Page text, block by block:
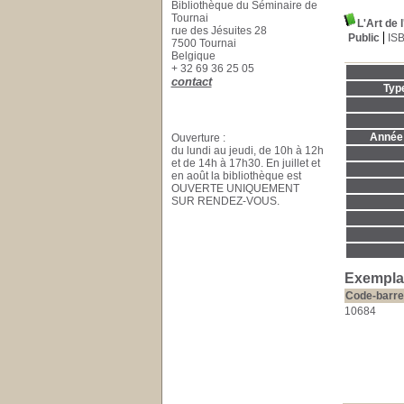
L'Art de
Public
Code-
10684
Bibliothèque du Séminaire de
Tournai
rue des Jésuites 28
7500 Tournai
Belgique
+ 32 69 36 25 05
contact
Ouverture :
du lundi au jeudi, de 10h à 12h
et de 14h à 17h30. En juillet et
en août la bibliothèque est
OUVERTE UNIQUEMENT
SUR RENDEZ-VOUS.